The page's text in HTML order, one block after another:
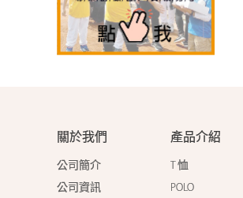
關於我們
公司簡介
公司資訊
產品介紹
T 恤
POLO